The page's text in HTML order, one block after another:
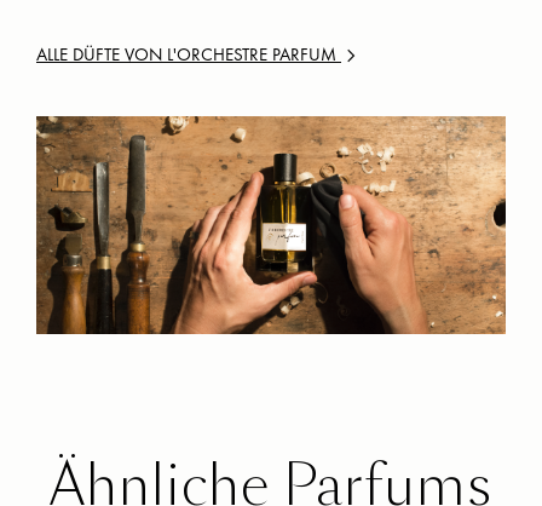
ALLE DÜFTE VON L'ORCHESTRE PARFUM
Ähnliche Parfums